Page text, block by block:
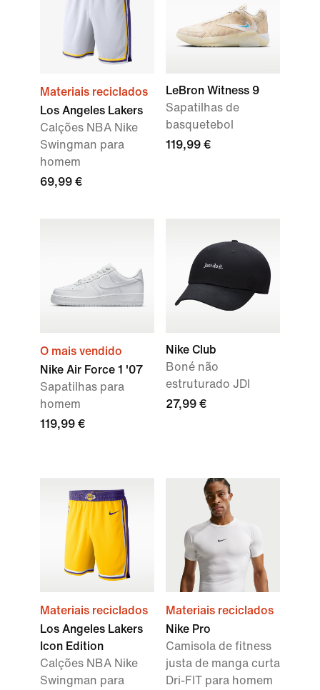
Materiais reciclados
Los Angeles Lakers
Calções NBA Nike
Swingman para
homem
69,99 €
LeBron Witness 9
Sapatilhas de
basquetebol
119,99 €
O mais vendido
Nike Air Force 1 '07
Sapatilhas para
homem
119,99 €
Nike Club
Boné não
estruturado JDI
27,99 €
Materiais reciclados
Los Angeles Lakers
Icon Edition
Calções NBA Nike
Swingman para
Materiais reciclados
Nike Pro
Camisola de fitness
justa de manga curta
Dri-FIT para homem